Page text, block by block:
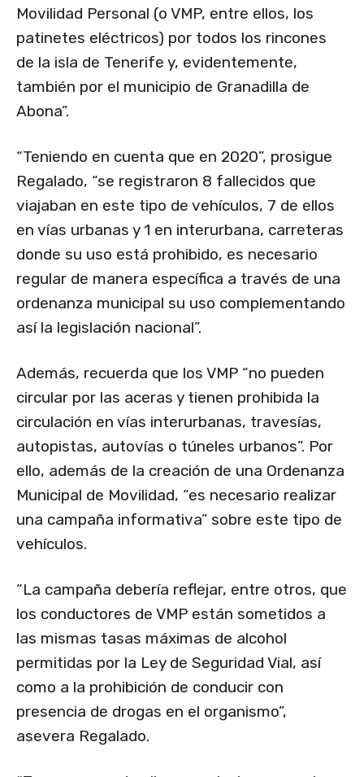
Movilidad Personal (o VMP, entre ellos, los
patinetes eléctricos) por todos los rincones
de la isla de Tenerife y, evidentemente,
también por el municipio de Granadilla de
Abona”.
“Teniendo en cuenta que en 2020”, prosigue
Regalado, “se registraron 8 fallecidos que
viajaban en este tipo de vehículos, 7 de ellos
en vías urbanas y 1 en interurbana, carreteras
donde su uso está prohibido, es necesario
regular de manera específica a través de una
ordenanza municipal su uso complementando
así la legislación nacional”.
Además, recuerda que los VMP “no pueden
circular por las aceras y tienen prohibida la
circulación en vías interurbanas, travesías,
autopistas, autovías o túneles urbanos”. Por
ello, además de la creación de una Ordenanza
Municipal de Movilidad, “es necesario realizar
una campaña informativa” sobre este tipo de
vehículos.
“La campaña debería reflejar, entre otros, que
los conductores de VMP están sometidos a
las mismas tasas máximas de alcohol
permitidas por la Ley de Seguridad Vial, así
como a la prohibición de conducir con
presencia de drogas en el organismo”,
asevera Regalado.